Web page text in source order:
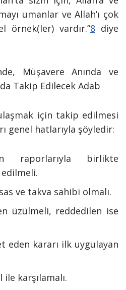
umanlar ve Allah’ı çok
örnek(ler) vardır.”8 diye
Müşavere Anında ve
Takip Edilecek Adab
için takip edilmesi
genel hatlarıyla şöyledir:
raporlarıyla birlikte
ve takva sahibi olmalı.
üzülmeli, reddedilen ise
eden kararı ilk uygulayan
karşılamalı.